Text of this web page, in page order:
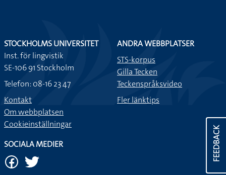
FEEDBACK
STOCKHOLMS UNIVERSITET
Inst. för lingvistik
SE-106 91 Stockholm
Telefon: 08-16 23 47
Kontakt
Om webbplatsen
Cookieinställningar
ANDRA WEBBPLATSER
STS-korpus
Gilla Tecken
Teckenspråksvideo
Fler länktips
SOCIALA MEDIER